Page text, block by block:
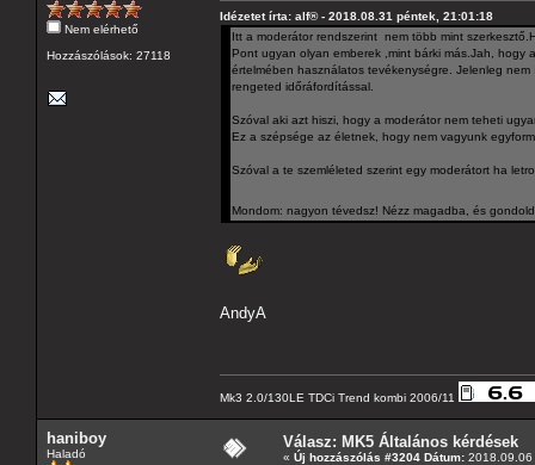
Nem elérhető
Hozzászólások: 27118
Idézetet írta: alf® - 2018.08.31 péntek, 21:01:18
Itt a moderátor rendszerint nem több mint
Pont ugyan olyan emberek ,mint bárki más.Jah,
értelmében használatos tevékenységre. Jelenleg
rengeted időráfordítással.
Szóval aki azt hiszi, hogy a moderátor nem teheti
Ez a szépsége az életnek, hogy nem vagyunk
Szóval a te szemléleted szerint egy moderátort ha
Mondom: nagyon tévedsz! Nézz magadba, és
AndyA
Mk3 2.0/130LE TDCi Trend kombi 2006/11
haniboy
Haladó
Válasz: MK5 Általános kérdések
« Új hozzászólás #3204 Dátum: 2018.09.06